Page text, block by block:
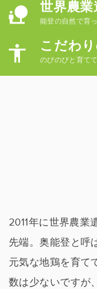
世界農業
能登の自然で育
こだわ
のびのびと育て
2011年に世界農業
先端。奥能登と呼
元気な地鶏を育て
数は少ないですが